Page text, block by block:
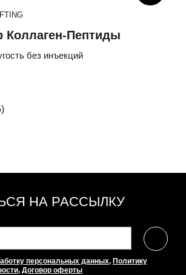
Коллаген-Пептиды
без инъекций
НА РАССЫЛКУ
персональных данных, Политику
, Договор оферты